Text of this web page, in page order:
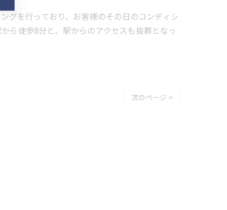
を行っており、お客様のその日のコンディシ
ら徒歩8分と、駅からのアクセスも抜群となっ
次のページ >